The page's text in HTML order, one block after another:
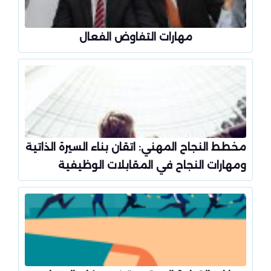
مهارات التفاوض الفعال
مخطط النجاح المهني: اتقان بناء السيرة الذاتية
ومهارات النجاح في المقابلات الوظيفية